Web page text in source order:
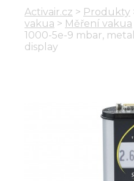
Activair.cz > Produkty
vakua > Měření vakua
1000-5e-9 mbar,
display